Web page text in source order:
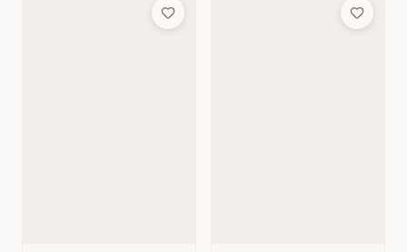
Add to Wish List Add to